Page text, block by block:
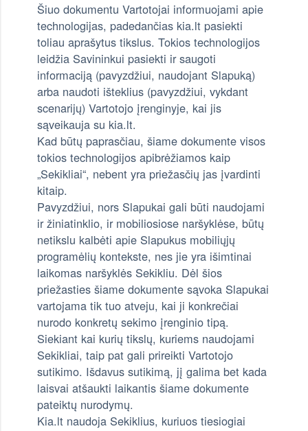
Šiuo dokumentu Vartotojai informuojami apie
technologijas, padedančias kia.lt pasiekti
toliau aprašytus tikslus. Tokios technologijos
leidžia Savininkui pasiekti ir saugoti
informaciją (pavyzdžiui, naudojant Slapuką)
arba naudoti išteklius (pavyzdžiui, vykdant
scenarijų) Vartotojo įrenginyje, kai jis
sąveikauja su kia.lt.
Kad būtų paprasčiau, šiame dokumente visos
tokios technologijos apibrėžiamos kaip
„Sekikliai“, nebent yra priežasčių jas įvardinti
kitaip.
Pavyzdžiui, nors Slapukai gali būti naudojami
ir žiniatinklio, ir mobiliosiose naršyklėse, būtų
netikslu kalbėti apie Slapukus mobiliųjų
programėlių kontekste, nes jie yra išimtinai
laikomas naršyklės Sekikliu. Dėl šios
priežasties šiame dokumente sąvoka Slapukai
vartojama tik tuo atveju, kai ji konkrečiai
nurodo konkretų sekimo įrenginio tipą.
Siekiant kai kurių tikslų, kuriems naudojami
Sekikliai, taip pat gali prireikti Vartotojo
sutikimo. Išdavus sutikimą, jį galima bet kada
laisvai atšaukti laikantis šiame dokumente
pateiktų nurodymų.
Kia.lt naudoja Sekiklius, kuriuos tiesiogiai